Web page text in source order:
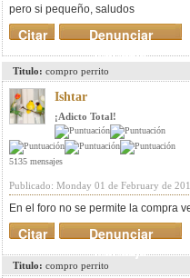
pero si pequeño, saludos
Denunciar
mensaje
Citar
Titulo: compro perrito
Ishtar
¡Adicto Total!
5135 mensajes
Publicado: Monday 01 de February de
En el foro no se permite la compra
Denunciar
mensaje
Citar
Titulo: compro perrito